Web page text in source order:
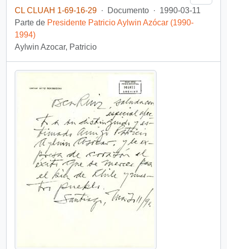
CL CLUAH 1-69-16-29 · Documento · 1990-03-11
Parte de Presidente Patricio Aylwin Azócar (1990-
1994)
Aylwin Azocar, Patricio